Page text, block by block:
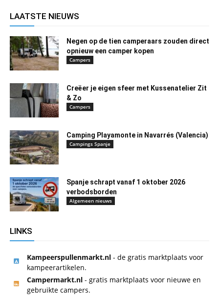
LAATSTE NIEUWS
Negen op de tien camperaars zouden direct
opnieuw een camper kopen
Campers
Creëer je eigen sfeer met Kussenatelier Zit
& Zo
Campers
Camping Playamonte in Navarrés (Valencia)
Campings Spanje
Spanje schrapt vanaf 1 oktober 2026
verbodsborden
Algemeen nieuws
LINKS
Kampeerspullenmarkt.nl - de gratis marktplaats voor
kampeerartikelen.
Campermarkt.nl - gratis marktplaats voor nieuwe en
gebruikte campers.